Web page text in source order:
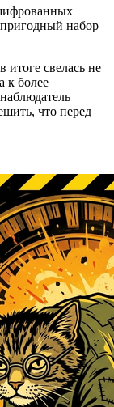
набор
итоге свелась не
к более
что перед